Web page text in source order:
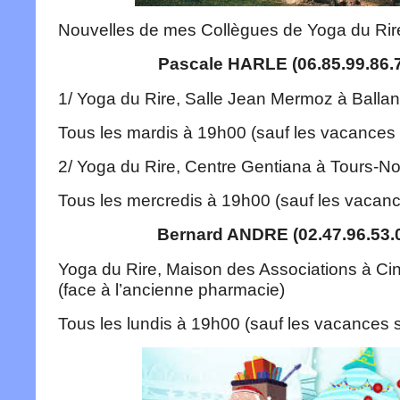
Nouvelles de mes Collègues de Yoga du
Pascale HARLE
1/ Yoga du Rire, Salle Jean Mermoz à
Tous les mardis à 19h00 (sauf les
2/ Yoga du Rire, Centre Gentiana à Tours-
Tous les mercredis à 19h00 (sauf les
Bernard ANDRE
Yoga du Rire, Maison des Associations à
(face à l’ancienne pharmacie)
Tous les lundis à 19h00 (sauf les vacances